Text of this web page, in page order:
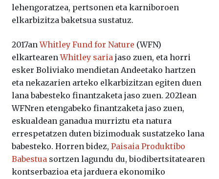
lehengoratzea, pertsonen eta karniboroen
elkarbizitza baketsua sustatuz.
2017anWhitley Fund for Nature (WFN)
elkartearenWhitley saria jaso zuen, eta horri
esker Boliviako mendietan Andeetako hartzen
eta nekazarien arteko elkarbizitzan egiten duen
lana babesteko finantzaketa jaso zuen. 2021ean
WFNren etengabeko finantzaketa jaso zuen,
eskualdean ganadua murriztu eta natura
errespetatzen duten bizimoduak sustatzeko lana
babesteko. Horren bidez, Paisaia Produktibo
Babestua sortzen lagundu du, biodibertsitatearen
kontserbazioa eta jarduera ekonomiko